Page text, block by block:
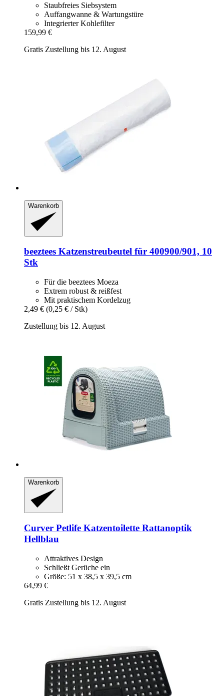
Staubfreies Siebsystem
Auffangwanne & Wartungstüre
Integrierter Kohlefilter
159,99 €
Gratis Zustellung bis 12. August
Warenkorb
beeztees Katzenstreubeutel für 400900/901, 10
Stk
Für die beeztees Moeza
Extrem robust & reißfest
Mit praktischem Kordelzug
2,49 € (0,25 € / Stk)
Zustellung bis 12. August
Warenkorb
Curver Petlife Katzentoilette Rattanoptik
Hellblau
Attraktives Design
Schließt Gerüche ein
Größe: 51 x 38,5 x 39,5 cm
64,99 €
Gratis Zustellung bis 12. August